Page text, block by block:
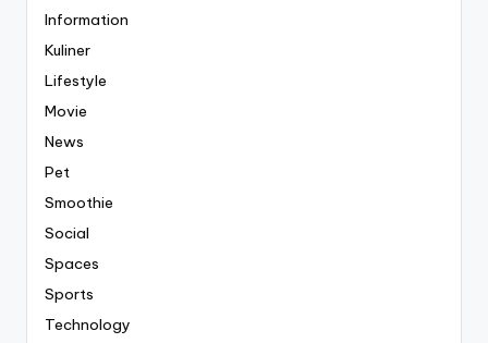
Information
Kuliner
Lifestyle
Movie
News
Pet
Smoothie
Social
Spaces
Sports
Technology